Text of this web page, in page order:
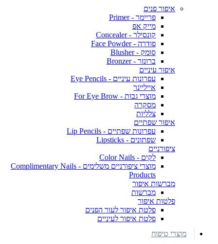
איפור פנים
פריימר - Primer
מייק אפ
קונסילר - Concealer
פודרה - Face Powder
סומק - Blusher
ברונזר - Bronzer
איפור עיניים
עפרונות עיניים - Eye Pencils
אייליינר
מוצרי גבות - For Eye Brow
מסקרה
צלליות
איפור שפתיים
עפרונות שפתיים - Lip Pencils
שפתונים - Lipsticks
ציפורניים
לקים - Color Nails
מוצרי ציפורניים משלימים - Complimentary Nails
Products
מברשות איפור
מברשות
פלטות איפור
פלטת איפור לעור הפנים
פלטת איפור לעיניים
מוצרי טיפוח